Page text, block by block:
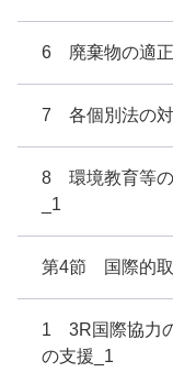
6 廃棄物の適
7 各個別法の
8 環境教育等の
_1
第4節 国際的
1 3R国際協力
の支援_1